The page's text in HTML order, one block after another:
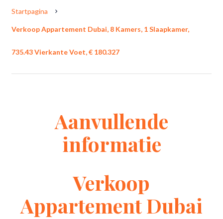
Startpagina
Verkoop Appartement Dubai, 8 Kamers, 1 Slaapkamer,
735.43 Vierkante Voet, € 180.327
Aanvullende
informatie
Verkoop
Appartement Dubai